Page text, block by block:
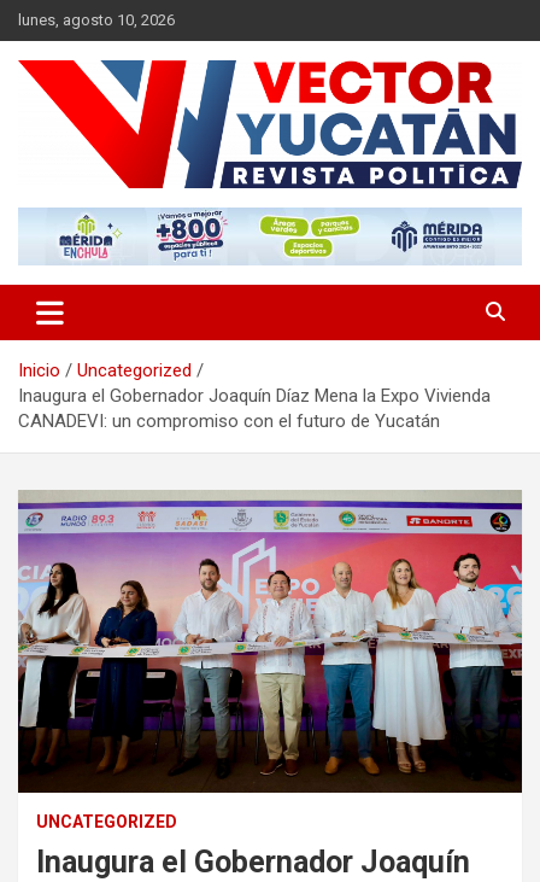
Saltar
al
contenido
lunes, agosto 10, 2026
Vector Yucatán
Inicio
Uncategorized
Inaugura el Gobernador Joaquín Díaz Mena la Expo Vivienda
CANADEVI: un compromiso con el futuro de Yucatán
UNCATEGORIZED
Inaugura el Gobernador Joaquín